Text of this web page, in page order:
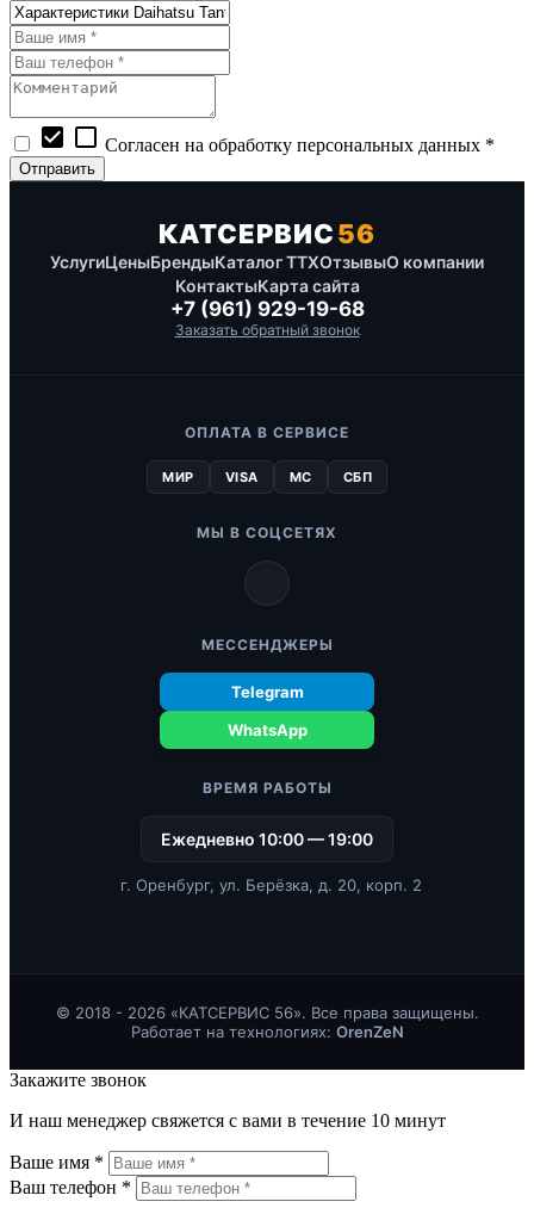
check_box check_box_outline_blank Согласен на обработку персональных данных *
КАТСЕРВИС56
УслугиЦеныБрендыКаталог ТТХОтзывыО компании
КонтактыКарта сайта
+7 (961) 929-19-68
Заказать обратный звонок
ОПЛАТА В СЕРВИСЕ
МИР VISA MC СБП
МЫ В СОЦСЕТЯХ
МЕССЕНДЖЕРЫ
Telegram
WhatsApp
ВРЕМЯ РАБОТЫ
Ежедневно 10:00 — 19:00
г. Оренбург, ул. Берёзка, д. 20, корп. 2
© 2018 - 2026 «КАТСЕРВИС 56». Все права защищены.
Работает на технологиях: OrenZeN
Закажите звонок
И наш менеджер свяжется с вами в течение 10 минут
Ваше имя *
Ваш телефон *